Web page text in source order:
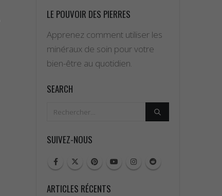
LE POUVOIR DES PIERRES
Apprenez comment utiliser les
minéraux de soin pour votre
bien-être au quotidien.
SEARCH
SUIVEZ-NOUS
ARTICLES RÉCENTS